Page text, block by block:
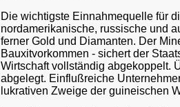
Die wichtigste Einnahmequelle für
nordamerikanische, russische und
ferner Gold und Diamanten. Der
Bauxitvorkommen - sichert der
Wirtschaft vollständig abgekoppelt.
abgelegt. Einflußreiche
lukrativen Zweige der guineischen